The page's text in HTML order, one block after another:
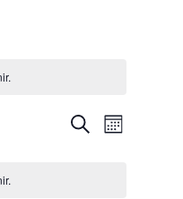
Recherche
Recherche
Mois